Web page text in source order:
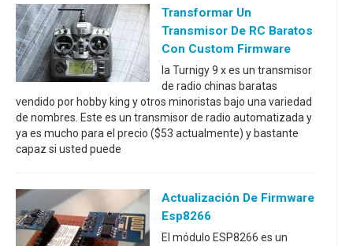
Transformar Un
Transmisor De RC Baratos
Con Custom Firmware
la Turnigy 9 x es un transmisor
de radio chinas baratas
vendido por hobby king y otros minoristas bajo una variedad
de nombres. Este es un transmisor de radio automatizada y
ya es mucho para el precio ($53 actualmente) y bastante
capaz si usted puede
Actualización De Firmware
Esp8266
El módulo ESP8266 es un